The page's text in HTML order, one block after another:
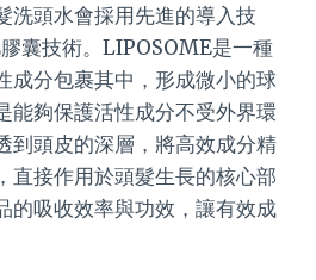
洗頭水會採用先進的導入技
囊技術。LIPOSOME是一種
成分包裹其中，形成微小的球
能夠保護活性成分不受外界環
到頭皮的深層，將高效成分精
直接作用於頭髮生長的核心部
的吸收效率與功效，讓有效成